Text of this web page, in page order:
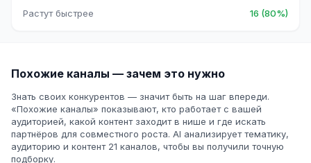
Растут быстрее
16 (80%)
Похожие каналы — зачем это нужно
Знать своих конкурентов — значит быть на шаг впереди.
«Похожие каналы» показывают, кто работает с вашей
аудиторией, какой контент заходит в нише и где искать
партнёров для совместного роста. AI анализирует тематику,
аудиторию и контент 21 каналов, чтобы вы получили точную
подборку.